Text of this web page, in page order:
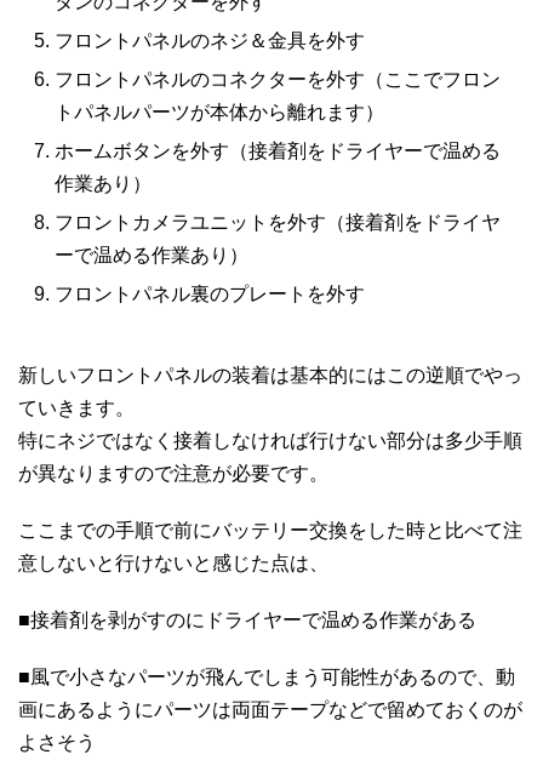
フロントパネルのネジ＆金具を外す
フロントパネルのコネクターを外す（ここでフロン
トパネルパーツが本体から離れます）
ホームボタンを外す（接着剤をドライヤーで温める
作業あり）
フロントカメラユニットを外す（接着剤をドライヤ
ーで温める作業あり）
フロントパネル裏のプレートを外す
新しいフロントパネルの装着は基本的にはこの逆順でやっ
ていきます。
特にネジではなく接着しなければ行けない部分は多少手順
が異なりますので注意が必要です。
ここまでの手順で前にバッテリー交換をした時と比べて注
意しないと行けないと感じた点は、
■接着剤を剥がすのにドライヤーで温める作業がある
■風で小さなパーツが飛んでしまう可能性があるので、動
画にあるようにパーツは両面テープなどで留めておくのが
よさそう